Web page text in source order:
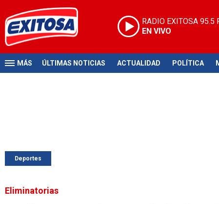
RADIO EXITOSA 95.5
EN VIVO
MÁS ÚLTIMAS NOTICIAS ACTUALIDAD POLÍTICA
Deportes
Eliminatorias